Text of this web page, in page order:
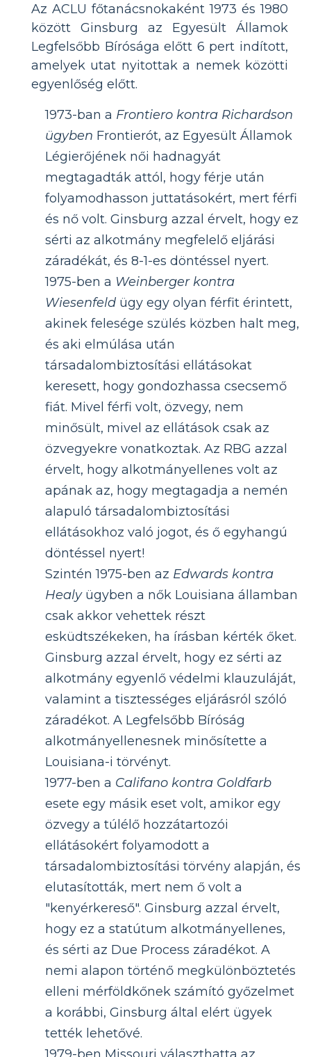
Az ACLU főtanácsnokaként 1973 és 1980
között Ginsburg az Egyesült Államok
Legfelsőbb Bírósága előtt 6 pert indított,
amelyek utat nyitottak a nemek közötti
egyenlőség előtt.
1973-ban a Frontiero kontra Richardson
ügyben Frontierót, az Egyesült Államok
Légierőjének női hadnagyát
megtagadták attól, hogy férje után
folyamodhasson juttatásokért, mert férfi
és nő volt. Ginsburg azzal érvelt, hogy ez
sérti az alkotmány megfelelő eljárási
záradékát, és 8-1-es döntéssel nyert.
1975-ben a Weinberger kontra
Wiesenfeld ügy egy olyan férfit érintett,
akinek felesége szülés közben halt meg,
és aki elmúlása után
társadalombiztosítási ellátásokat
keresett, hogy gondozhassa csecsemő
fiát. Mivel férfi volt, özvegy, nem
minősült, mivel az ellátások csak az
özvegyekre vonatkoztak. Az RBG azzal
érvelt, hogy alkotmányellenes volt az
apának az, hogy megtagadja a nemén
alapuló társadalombiztosítási
ellátásokhoz való jogot, és ő egyhangú
döntéssel nyert!
Szintén 1975-ben az Edwards kontra
Healyügyben a nők Louisiana államban
csak akkor vehettek részt
esküdtszékeken, ha írásban kérték őket.
Ginsburg azzal érvelt, hogy ez sérti az
alkotmány egyenlő védelmi klauzuláját,
valamint a tisztességes eljárásról szóló
záradékot. A Legfelsőbb Bíróság
alkotmányellenesnek minősítette a
Louisiana-i törvényt.
1977-ben a Califano kontra Goldfarb
esete egy másik eset volt, amikor egy
özvegy a túlélő hozzátartozói
ellátásokért folyamodott a
társadalombiztosítási törvény alapján, és
elutasították, mert nem ő volt a
"kenyérkereső". Ginsburg azzal érvelt,
hogy ez a statútum alkotmányellenes,
és sérti az Due Process záradékot. A
nemi alapon történő megkülönböztetés
elleni mérföldkőnek számító győzelmet
a korábbi, Ginsburg által elért ügyek
tették lehetővé.